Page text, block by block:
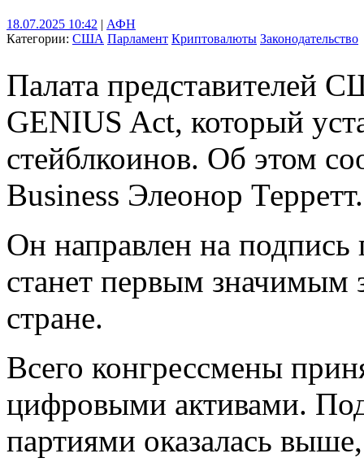
18.07.2025 10:42 | АФН
Категории: США Парламент Криптовалюты Законодательство
Палата представителей
GENIUS Act, который
стейблкоинов. Об этом
Business Элеонор Терретт.
Он направлен на
станет первым значимым
стране.
Всего конгрессмены
цифровыми активами.
партиями оказалась